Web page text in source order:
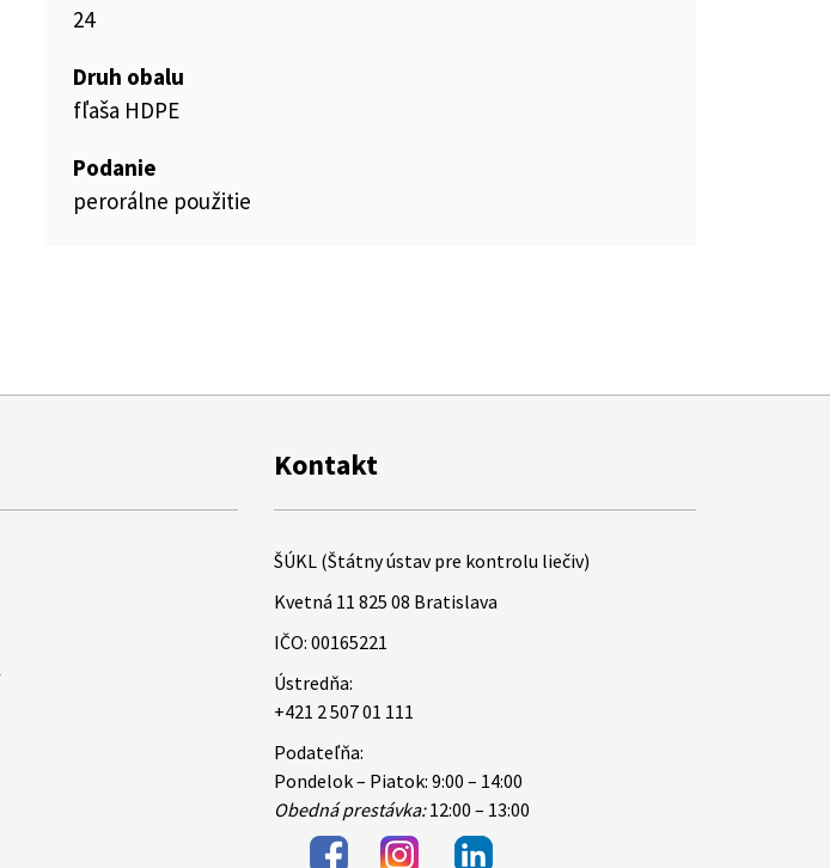
24
Druh obalu
fľaša HDPE
Podanie
perorálne použitie
Kontakt
ŠÚKL (Štátny ústav pre kontrolu liečiv)
Kvetná 11 825 08 Bratislava
IČO: 00165221
Ústredňa:
+421 2 507 01 111
Podateľňa:
Pondelok – Piatok: 9:00 – 14:00
Obedná prestávka:12:00 – 13:00